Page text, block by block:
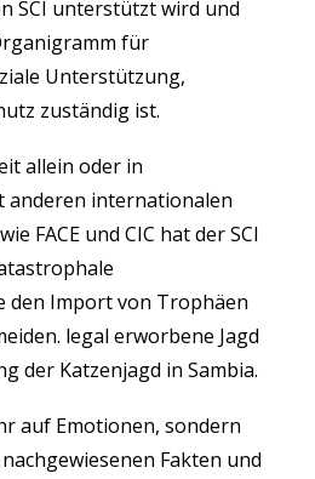
SCI unterstützt wird und
für
Unterstützung,
zuständig ist.
allein oder in
anderen internationalen
FACE und CIC hat der SCI
den Import von Trophäen
legal erworbene Jagd
der Katzenjagd in Sambia.
auf Emotionen, sondern
Fakten und